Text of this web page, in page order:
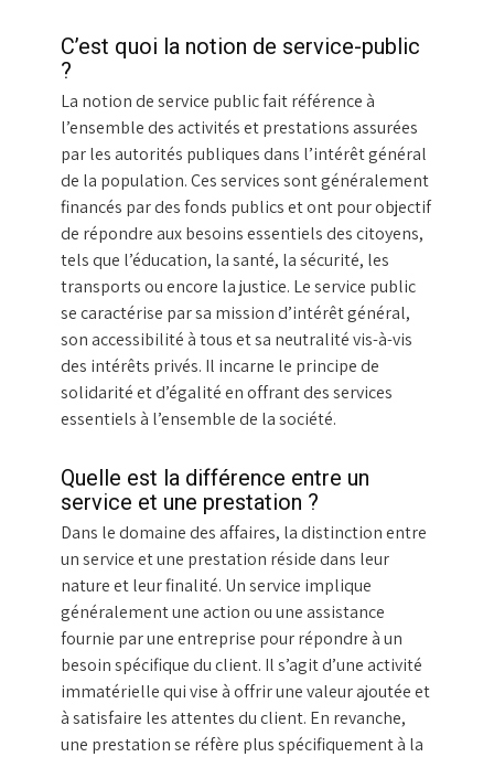
C’est quoi la notion de service-public
?
La notion de service public fait référence à
l’ensemble des activités et prestations assurées
par les autorités publiques dans l’intérêt général
de la population. Ces services sont généralement
financés par des fonds publics et ont pour objectif
de répondre aux besoins essentiels des citoyens,
tels que l’éducation, la santé, la sécurité, les
transports ou encore la justice. Le service public
se caractérise par sa mission d’intérêt général,
son accessibilité à tous et sa neutralité vis-à-vis
des intérêts privés. Il incarne le principe de
solidarité et d’égalité en offrant des services
essentiels à l’ensemble de la société.
Quelle est la différence entre un
service et une prestation ?
Dans le domaine des affaires, la distinction entre
un service et une prestation réside dans leur
nature et leur finalité. Un service implique
généralement une action ou une assistance
fournie par une entreprise pour répondre à un
besoin spécifique du client. Il s’agit d’une activité
immatérielle qui vise à offrir une valeur ajoutée et
à satisfaire les attentes du client. En revanche,
une prestation se réfère plus spécifiquement à la